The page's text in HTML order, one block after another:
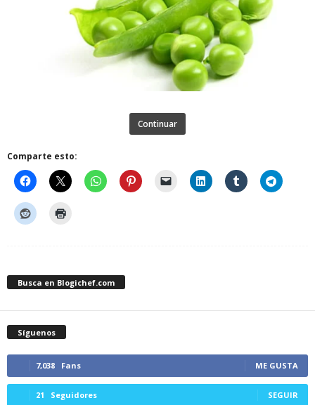
Continuar
Comparte esto:
Busca en Blogichef.com
Síguenos
7,038 Fans ME GUSTA
21 Seguidores SEGUIR